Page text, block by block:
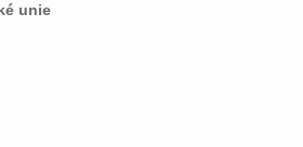
unie